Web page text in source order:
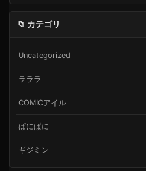
📁 カテゴリ
Uncategorized
ラララ
COMICアイル
ぱにぱに
ギジミン